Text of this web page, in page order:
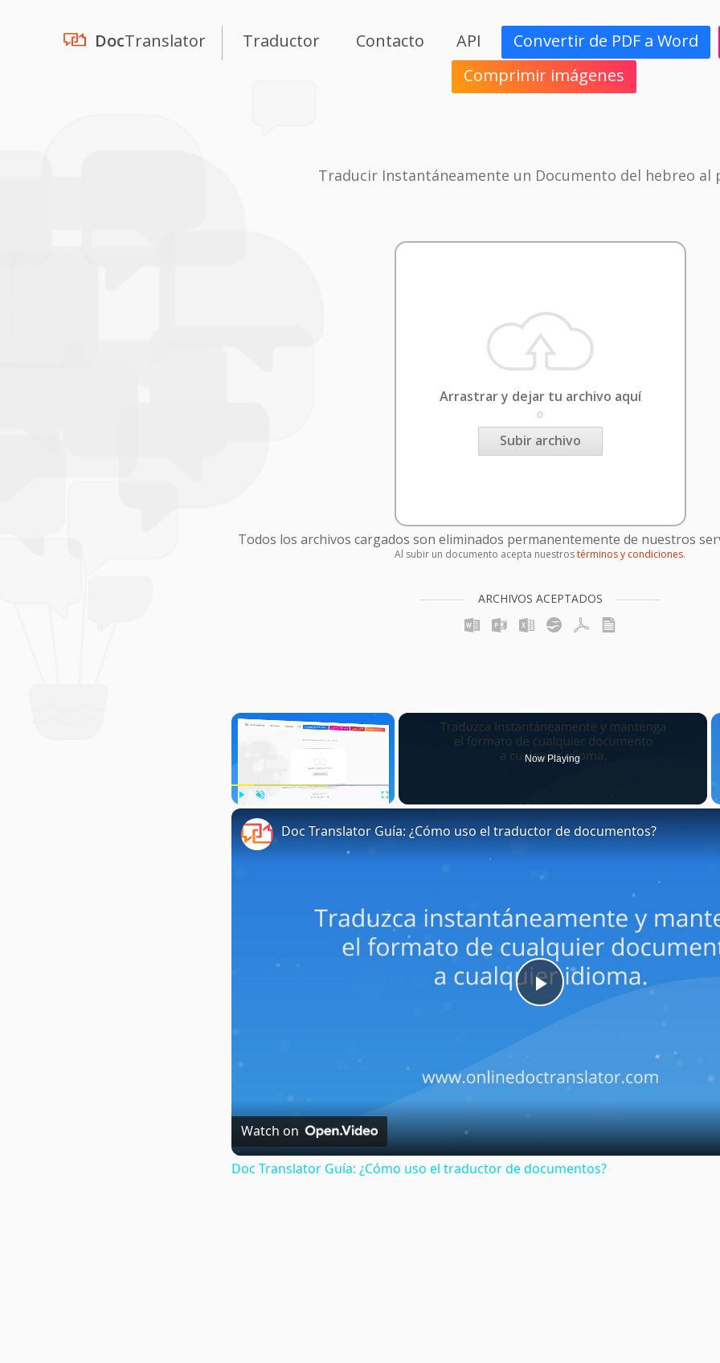
DocTranslator Traductor Contacto API
Convertir de PDF a Word
Comprimir imágenes
Traducir Instantáneamente un Documento del hebreo al
Arrastrar y dejar tu archivo aquí
o
Subir archivo
Todos los archivos cargados son eliminados permanentemente de nuestros
Al subir un documento acepta nuestrostérminos y condiciones.
ARCHIVOS ACEPTADOS
×
Now Playing
Play
Doc Translator Guía: ¿Cómo uso el traductor de documentos?
Watch on
Doc Translator Guía: ¿Cómo uso el traductor de documentos?